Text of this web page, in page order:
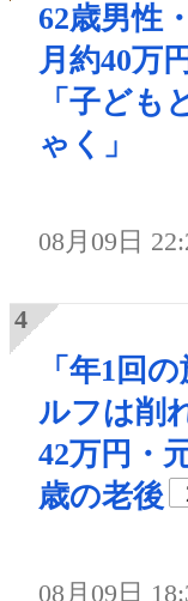
62歳男性
月約40万
「子ども
ゃく」
08月09日
「年1回
ルフは削
42万円・
歳の老後
08月09日